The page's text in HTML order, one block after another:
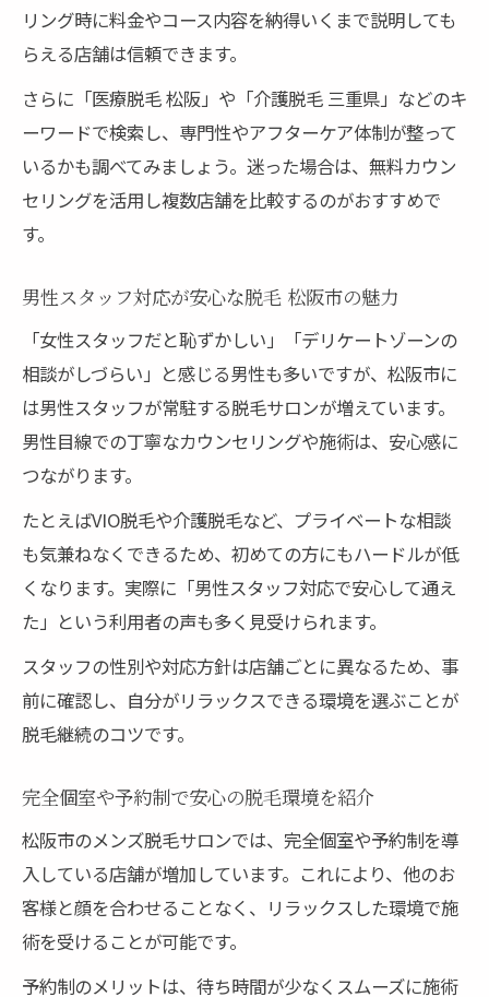
リング時に料金やコース内容を納得いくまで説明しても
らえる店舗は信頼できます。
さらに「医療脱毛 松阪」や「介護脱毛 三重県」などのキ
ーワードで検索し、専門性やアフターケア体制が整って
いるかも調べてみましょう。迷った場合は、無料カウン
セリングを活用し複数店舗を比較するのがおすすめで
す。
男性スタッフ対応が安心な脱毛 松阪市の魅力
「女性スタッフだと恥ずかしい」「デリケートゾーンの
相談がしづらい」と感じる男性も多いですが、松阪市に
は男性スタッフが常駐する脱毛サロンが増えています。
男性目線での丁寧なカウンセリングや施術は、安心感に
つながります。
たとえばVIO脱毛や介護脱毛など、プライベートな相談
も気兼ねなくできるため、初めての方にもハードルが低
くなります。実際に「男性スタッフ対応で安心して通え
た」という利用者の声も多く見受けられます。
スタッフの性別や対応方針は店舗ごとに異なるため、事
前に確認し、自分がリラックスできる環境を選ぶことが
脱毛継続のコツです。
完全個室や予約制で安心の脱毛環境を紹介
松阪市のメンズ脱毛サロンでは、完全個室や予約制を導
入している店舗が増加しています。これにより、他のお
客様と顔を合わせることなく、リラックスした環境で施
術を受けることが可能です。
予約制のメリットは、待ち時間が少なくスムーズに施術